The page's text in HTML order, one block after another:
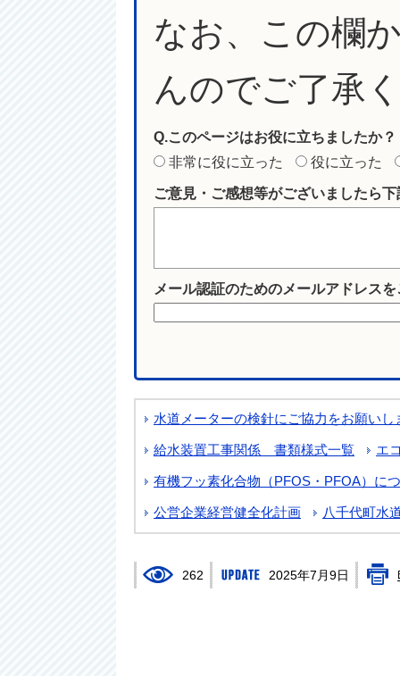
なお、この欄
んのでご了承
Q.このページはお役に立ちましたか？
非常に役に立った
役に立った
ご意見・ご感想等がございましたら
メール認証のためのメールアドレス
水道メーターの検針にご協力をお願いし
給水装置工事関係 書類様式一覧 エ
有機フッ素化合物（PFOS・PFOA）に
公営企業経営健全化計画 八千代町水
262 2025年7月9日